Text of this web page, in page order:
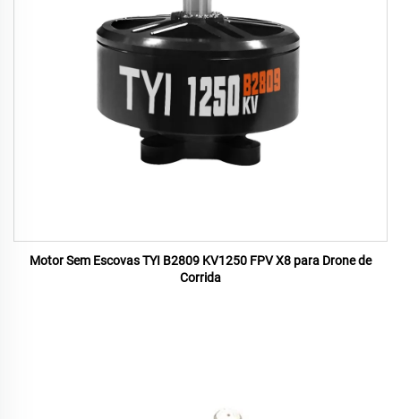
Motor Sem Escovas TYI B2809 KV1250 FPV X8 para Drone de
Corrida